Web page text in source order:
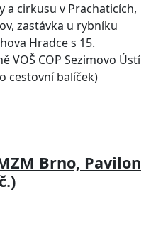
a cirkusu v Prachaticích,
zastávka u rybníku
Hradce s 15.
VOŠ COP Sezimovo Ústí
cestovní balíček)
Brno, Pavilon